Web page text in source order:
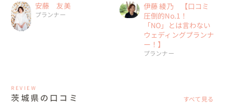
安藤 友美
プランナー
伊藤 綾乃 【口コミ
圧倒的No.1！
「NO」とは言わない
ウェディングプランナ
ー！】
プランナー
REVIEW
茨城県の口コミ すべて見る